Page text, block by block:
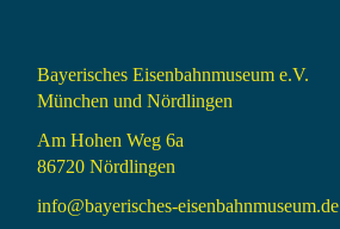
Bayerisches Eisenbahnmuseum e.V.
München und Nördlingen
Am Hohen Weg 6a
86720 Nördlingen
info@bayerisches-eisenbahnmuseum.de